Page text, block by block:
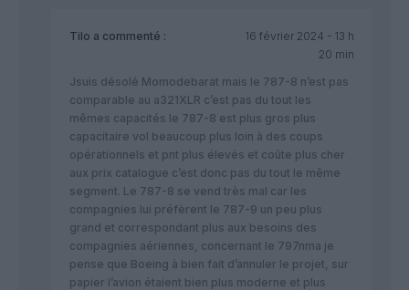
Tilo a commenté :
16 février 2024 - 13 h
20 min
Jsuis désolé Momodebarat mais le 787-8 n’est pas
comparable au a321XLR c’est pas du tout les
mêmes capacités le 787-8 est plus gros plus
capacitaire vol beaucoup plus loin à des coups
opérationnels et pnt plus élevés et coûte plus cher
aux prix catalogue c’est donc pas du tout le même
segment. Le 787-8 se vend très mal car les
compagnies lui préfèrent le 787-9 un peu plus
grand et correspondant plus aux besoins des
compagnies aériennes, concernant le 797nma je
pense que Boeing à bien fait d’annuler le projet, sur
papier l’avion étaient bien plus moderne et plus